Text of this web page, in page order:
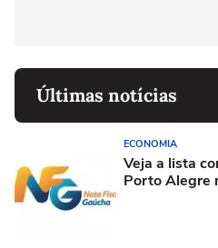
Últimas notícias
ECONOMIA
Veja a lista
Porto Alegre